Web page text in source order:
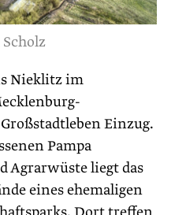
Nieklitz im
Einzug.
Pampa
Agrarwüste liegt das
eines ehemaligen